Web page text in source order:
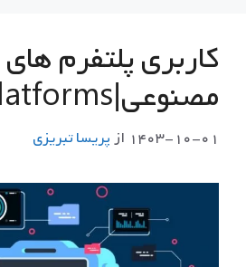
کاربری پلتفرم
مصنوعی|AI Platforms
۱۴۰۳-۱۰-۰۱ ازپريسا تبريزي